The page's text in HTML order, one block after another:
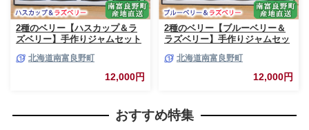
2種のベリー【ハスカップ＆ラ
ズベリー】手作りジャムセット
ム ベリー ハスカップ ラズベリ
ー ソース カシス てんさい糖 無
農薬 ポリフェノール 鉄分 ビタ
北海道南富良野町
12,000円
2種のベリー【ブルーベリー＆
ラズベリー】手作りジャムセッ
ャム ベリー ブルーベリー ラズ
ベリー ソース カシス 果実 てん
北海道南富良野町
12,000円
おすすめ特集